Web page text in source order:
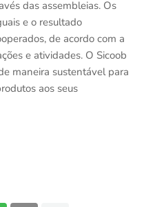
das assembleias. Os
e o resultado
de acordo com a
e atividades. O Sicoob
maneira sustentável para
aos seus